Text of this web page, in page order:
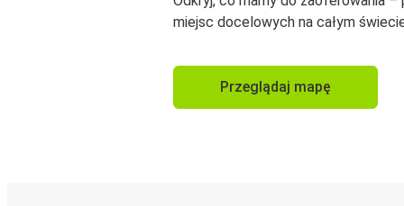
miejsc docelowych na całym
Przeglądaj mapę